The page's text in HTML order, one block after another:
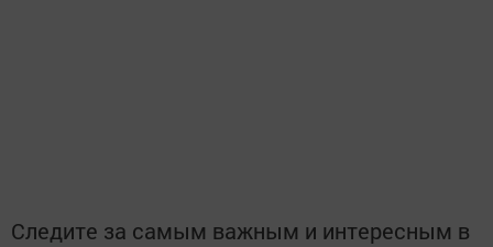
Следите за самым важным и интересным в